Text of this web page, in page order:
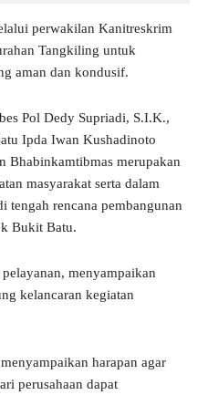
perwakilan Kanitreskrim
Tangkiling untuk
aman dan kondusif.
Pol Dedy Supriadi, S.I.K.,
Ipda Iwan Kushadinoto
Bhabinkamtibmas merupakan
masyarakat serta dalam
tengah rencana pembangunan
Bukit Batu.
menyampaikan
kelancaran kegiatan
harapan agar
perusahaan dapat